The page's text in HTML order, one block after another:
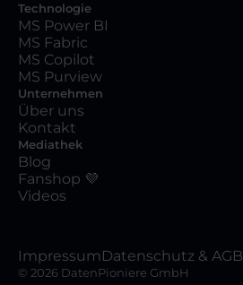
Technologie
MS Power BI
MS Fabric
MS Copilot
MS Purview
Unternehmen
Über uns
Kontakt
Mediathek
Blog
Fanshop 💜
Videos
ImpressumDatenschutz & AGB
© 2026 DatenPioniere GmbH